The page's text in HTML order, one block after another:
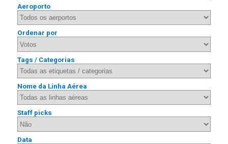
Aeroporto
Ordenar por
Tags / Categorias
Nome da Linha Aérea
Staff picks
Data